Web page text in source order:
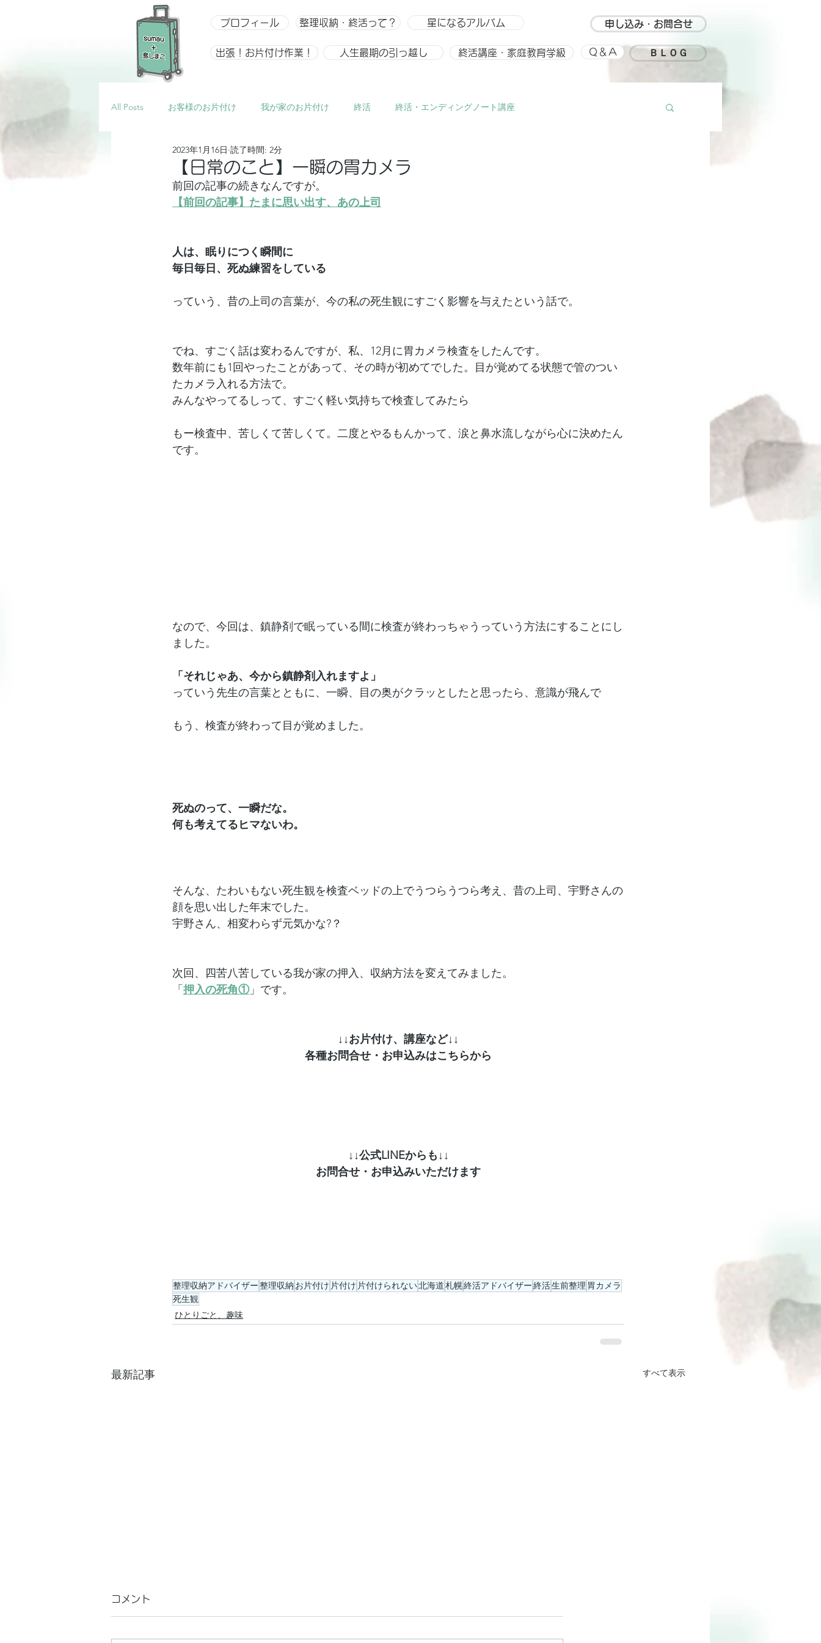
プロフィール 整理収納・終活って？ 星になるアルバム
出張！お片付け作業！ 人生最期の引っ越し 終活講座・家庭教育学級
申し込み・お問合せ
Ｑ＆Ａ ＢＬＯＧ
All Posts お客様のお片付け 我が家のお片付け 終活 終活・エンディングノート講座
整理収納アドバイザー向け講座 ひとりごと、趣味
星になるアルバム
【日常のこと】一瞬の胃カメラ
2023年1月16日 読了時間: 2分
前回の記事の続きなんですが。
【前回の記事】たまに思い出す、あの上司
人は、眠りにつく瞬間に
毎日毎日、死ぬ練習をしている
っていう、昔の上司の言葉が、今の私の死生観にすごく影響を与えたという話で。
でね、すごく話は変わるんですが、私、12月に胃カメラ検査をしたんです。
数年前にも1回やったことがあって、その時が初めてでした。目が覚めてる状態で管のつい
たカメラ入れる方法で。
みんなやってるしって、すごく軽い気持ちで検査してみたら
もー検査中、苦しくて苦しくて。二度とやるもんかって、涙と鼻水流しながら心に決めたん
です。
なので、今回は、鎮静剤で眠っている間に検査が終わっちゃうっていう方法にすることにし
ました。
「それじゃあ、今から鎮静剤入れますよ」
っていう先生の言葉とともに、一瞬、目の奥がクラッとしたと思ったら、意識が飛んで
もう、検査が終わって目が覚めました。
死ぬのって、一瞬だな。
何も考えてるヒマないわ。
そんな、たわいもない死生観を検査ベッドの上でうつらうつら考え、昔の上司、宇野さんの
顔を思い出した年末でした。
宇野さん、相変わらず元気かな?？
次回、四苦八苦している我が家の押入、収納方法を変えてみました。
「 押入の死角①」です。
↓↓お片付け、講座など↓↓
各種お問合せ・お申込みはこちらから
↓↓公式LINEからも↓↓
お問合せ・お申込みいただけます
整理収納アドバイザー整理収納 お片付け 片付け 片付けられない北海道札幌終活アドバイザー終活生前整理 胃カメラ
死生観
ひとりごと、趣味
最新記事 すべて表示
コメント